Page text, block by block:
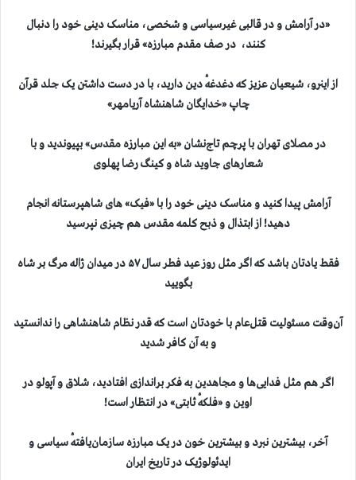
«در آرامش و در قالبی غیرسیاسی و شخصی، مناسک دینی خود را دنبال
کنند، در صف مقدم مبارزه» قرار بگیرند!
از اینرو، شیعیان عزیز که دغدغهٔ دین دارید، با در دست داشتن یک جلد قرآن
چاپ «خدایگان شاهنشاه آریامهر»
در مصلای تهران با پرچم تاج‌نشان «به این مبارزه مقدس» بپیوندید و با
شعارهای جاوید شاه و کینگ رضا پهلوی
آرامش پیدا کنید و مناسک دینی خود را با «فیک» های شاهپرستانه انجام
دهید‍! از ابتذال و ذبح کلمه مقدس هم چیزی نپرسید
فقط یادتان باشد که اگر مثل روز عید فطر سال ۵۷ در میدان ژاله مرگ بر شاه
بگویید
آن‌وقت مسئولیت قتل‌عام با خودتان است که قدر نظام شاهنشاهی را ندانستید
و به آن کافر شدید
اگر هم مثل فدایی‌ها و مجاهدین به فکر براندازی افتادید، شلاق و آپولو در
اوین و «فلکهٔ ثابتی» در انتظار است!
آخر، بیشترین نبرد و بیشترین خون در یک مبارزه سازمان‌یافتهٔ سیاسی و
ایدئولوژیک در تاریخ ایران